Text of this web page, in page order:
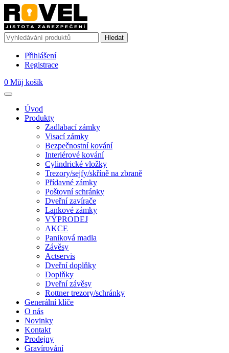
Přihlášení
Registrace
0 Můj košík
Úvod
Produkty
Zadlabací zámky
Visací zámky
Bezpečnostní kování
Interiérové kování
Cylindrické vložky
Trezory/sejfy/skříně na zbraně
Přídavné zámky
Poštovní schránky
Dveřní zavírače
Lankové zámky
VÝPRODEJ
AKCE
Paniková madla
Závěsy
Actservis
Dveřní doplňky
Doplňky
Dveřní závěsy
Rottner trezory/schránky
Generální klíče
O nás
Novinky
Kontakt
Prodejny
Gravírování